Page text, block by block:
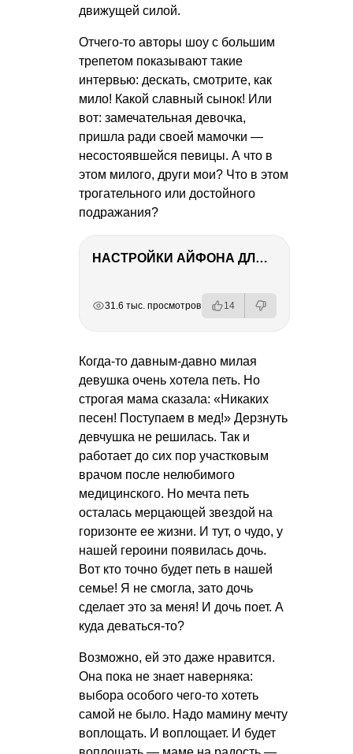
движущей силой.
Отчего-то авторы шоу с большим
трепетом показывают такие
интервью: дескать, смотрите, как
мило! Какой славный сынок! Или
вот: замечательная девочка,
пришла ради своей мамочки —
несостоявшейся певицы. А что в
этом милого, други мои? Что в этом
трогательного или достойного
подражания?
НАСТРОЙКИ АЙФОНА ДЛЯ ФОТО И ВИДЕО
31.6 тыс. просмотров 14
Когда-то давным-давно милая
девушка очень хотела петь. Но
строгая мама сказала: «Никаких
песен! Поступаем в мед!» Дерзнуть
девчушка не решилась. Так и
работает до сих пор участковым
врачом после нелюбимого
медицинского. Но мечта петь
осталась мерцающей звездой на
горизонте ее жизни. И тут, о чудо, у
нашей героини появилась дочь.
Вот кто точно будет петь в нашей
семье! Я не смогла, зато дочь
сделает это за меня! И дочь поет. А
куда деваться-то?
Возможно, ей это даже нравится.
Она пока не знает наверняка:
выбора особого чего-то хотеть
самой не было. Надо мамину мечту
воплощать. И воплощает. И будет